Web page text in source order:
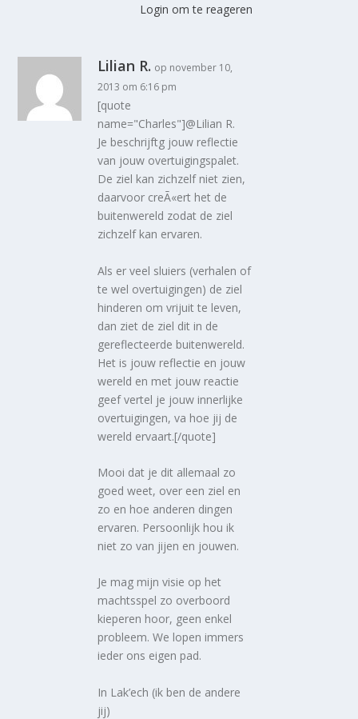
Login om te reageren
Lilian R. op november 10,
2013 om 6:16 pm
[quote
name="Charles"]@Lilian R.
Je beschrijftg jouw reflectie
van jouw overtuigingspalet.
De ziel kan zichzelf niet zien,
daarvoor creÃ«ert het de
buitenwereld zodat de ziel
zichzelf kan ervaren.
Als er veel sluiers (verhalen of
te wel overtuigingen) de ziel
hinderen om vrijuit te leven,
dan ziet de ziel dit in de
gereflecteerde buitenwereld.
Het is jouw reflectie en jouw
wereld en met jouw reactie
geef vertel je jouw innerlijke
overtuigingen, va hoe jij de
wereld ervaart.[/quote]
Mooi dat je dit allemaal zo
goed weet, over een ziel en
zo en hoe anderen dingen
ervaren. Persoonlijk hou ik
niet zo van jijen en jouwen.
Je mag mijn visie op het
machtsspel zo overboord
kieperen hoor, geen enkel
probleem. We lopen immers
ieder ons eigen pad.
In Lak’ech (ik ben de andere
jij)